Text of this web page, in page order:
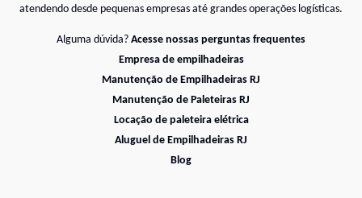
atendendo desde pequenas empresas até grandes operações logísticas.
Alguma dúvida? Acesse nossas perguntas frequentes
Empresa de empilhadeiras
Manutenção de Empilhadeiras RJ
Manutenção de Paleteiras RJ
Locação de paleteira elétrica
Aluguel de Empilhadeiras RJ
Blog